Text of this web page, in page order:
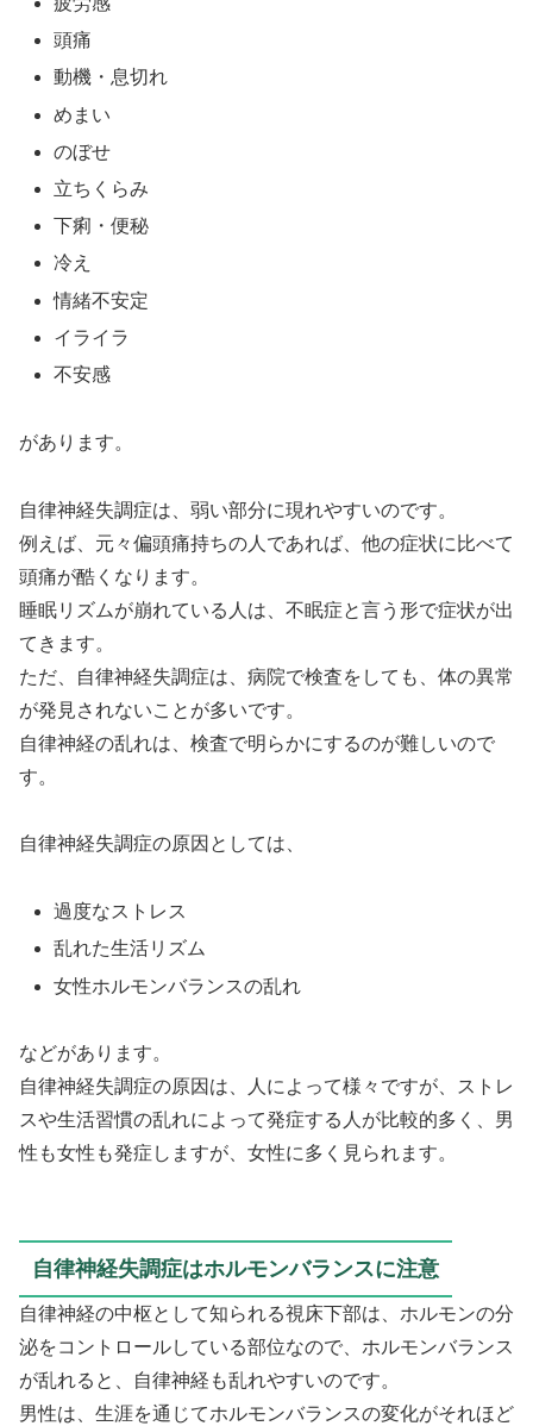
頭痛
動機・息切れ
めまい
のぼせ
立ちくらみ
下痢・便秘
冷え
情緒不安定
イライラ
不安感
があります。
自律神経失調症は、弱い部分に現れやすいのです。
例えば、元々偏頭痛持ちの人であれば、他の症状に比べて
頭痛が酷くなります。
睡眠リズムが崩れている人は、不眠症と言う形で症状が出
てきます。
ただ、自律神経失調症は、病院で検査をしても、体の異常
が発見されないことが多いです。
自律神経の乱れは、検査で明らかにするのが難しいので
す。
自律神経失調症の原因としては、
過度なストレス
乱れた生活リズム
女性ホルモンバランスの乱れ
などがあります。
自律神経失調症の原因は、人によって様々ですが、ストレ
スや生活習慣の乱れによって発症する人が比較的多く、男
性も女性も発症しますが、女性に多く見られます。
自律神経失調症はホルモンバランスに注意
自律神経の中枢として知られる視床下部は、ホルモンの分
泌をコントロールしている部位なので、ホルモンバランス
が乱れると、自律神経も乱れやすいのです。
男性は、生涯を通じてホルモンバランスの変化がそれほど